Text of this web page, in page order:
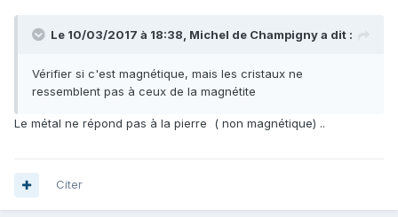
Le 10/03/2017 à 18:38, Michel de Champignya dit :
Vérifier si c'est magnétique, mais les cristaux ne
ressemblent pas à ceux de la magnétite
Le métal ne répond pas à la pierre ( non magnétique) ..
Citer